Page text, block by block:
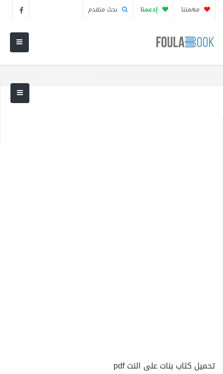
مهمتنا إدعمنا بحث متقدم
تحميل كتاب بنات على النت pdf